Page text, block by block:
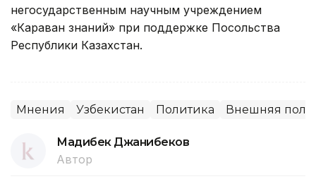
негосударственным научным учреждением
«Караван знаний» при поддержке Посольства
Республики Казахстан.
Мнения Узбекистан Политика Внешняя
Мадибек Джанибеков
Автор